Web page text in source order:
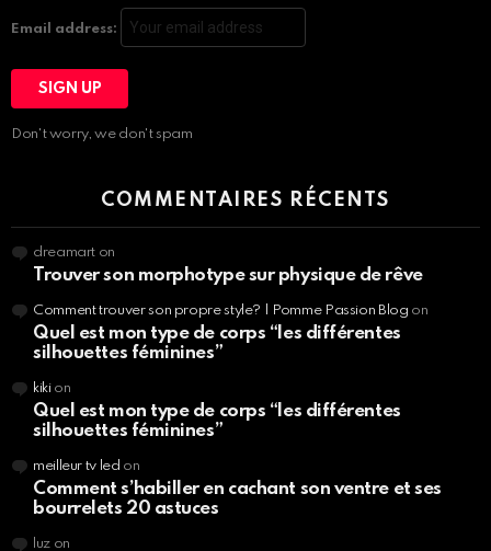
Email address:
Don't worry, we don't spam
COMMENTAIRES RÉCENTS
dreamart on
Trouver son morphotype sur physique de rêve
Comment trouver son propre style? | Pomme Passion Blog on
Quel est mon type de corps “les différentes
silhouettes féminines”
kikion
Quel est mon type de corps “les différentes
silhouettes féminines”
meilleur tv led on
Comment s’habiller en cachant son ventre et ses
bourrelets 20 astuces
luzon